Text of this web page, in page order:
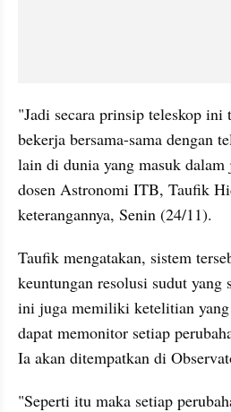
"Jadi secara prinsip teleskop ini
bekerja bersama-sama dengan
lain di dunia yang masuk
dosen Astronomi ITB, Taufik
keterangannya, Senin (24/11).
Taufik mengatakan, sistem
keuntungan resolusi sudut yang
ini juga memiliki ketelitian
dapat memonitor setiap
Ia akan ditempatkan di
"Seperti itu maka setiap